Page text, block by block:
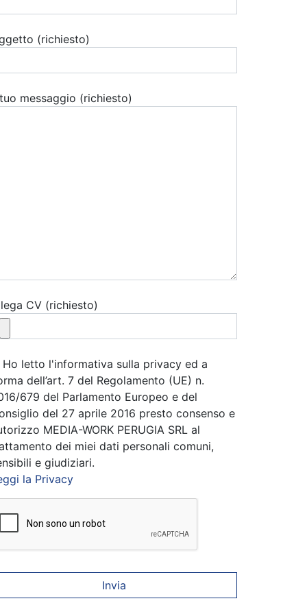
(richiesto)
messaggio (richiesto)
CV (richiesto)
Ho letto l'informativa sulla privacy ed a
dell’art. 7 del Regolamento (UE) n.
679 del Parlamento Europeo e del
del 27 aprile 2016 presto consenso e
MEDIA-WORK PERUGIA SRL al
dei miei dati personali comuni,
e giudiziari.
la Privacy